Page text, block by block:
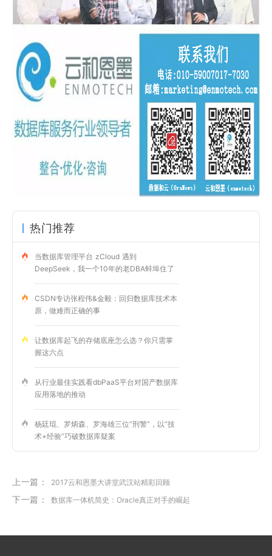
热门推荐
当数据库管理平台 zCloud 遇到
DeepSeek，我一个10年的老DBA蚌埠住了
CSDN专访张程伟&金毅：回归数据库技术本
原，做难而正确的事
让数据库起飞的存储底座怎么选？你只需掌
握这六点
从行业最佳实践看dbPaaS平台对国产数据库
应用落地的推动
杨廷琨、罗炳森、罗海雄三位“刑警”，以“技
术+经验”巧破数据库疑案
上一篇： 2017云和恩墨大讲堂武汉站精彩回顾
下一篇： 数据库一体机简史：Oracle真正对手的崛起